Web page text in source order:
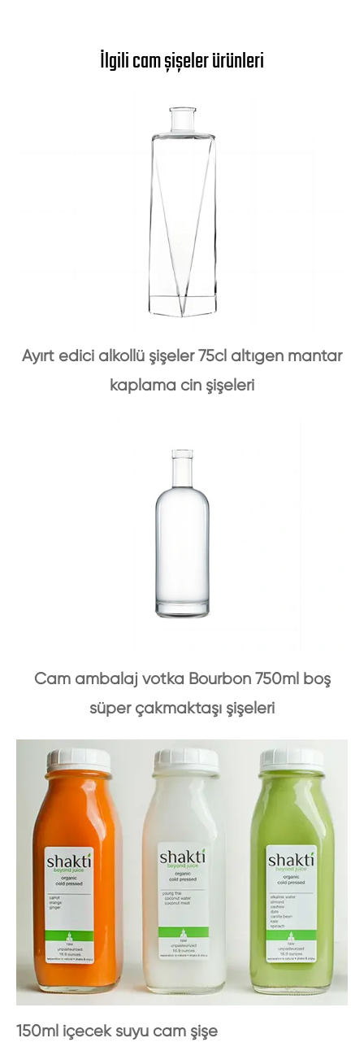
İlgili cam şişeler ürünleri
Ayırt edici alkollü şişeler 75cl altıgen mantar
kaplama cin şişeleri
Cam ambalaj votka Bourbon 750ml boş
süper çakmaktaşı şişeleri
150ml içecek suyu cam şişe